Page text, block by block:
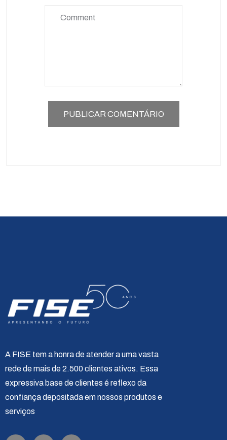
A FISE tem a honra de atender a uma vasta
rede de mais de 2.500 clientes ativos. Essa
expressiva base de clientes é reflexo da
confiança depositada em nossos produtos e
serviços